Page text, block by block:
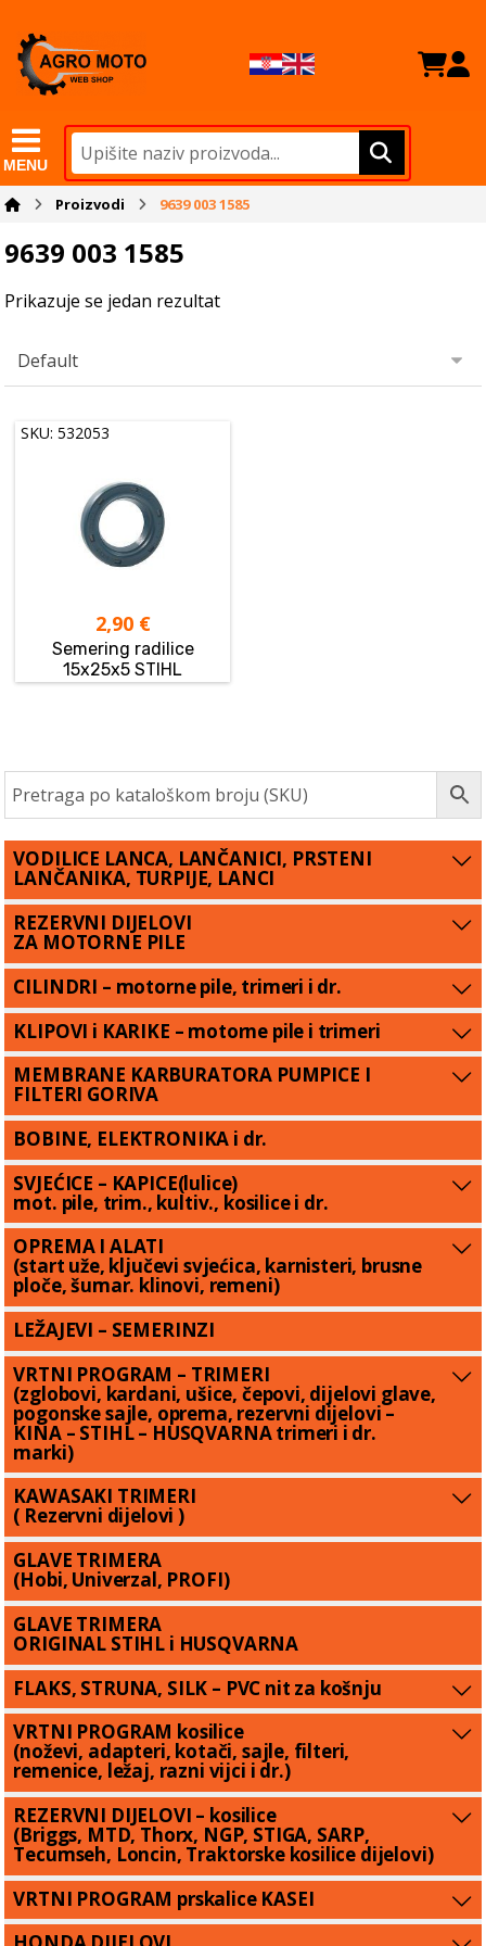
MENU
Proizvodi 9639 003 1585
9639 003 1585
Prikazuje se jedan rezultat
SKU: 532053
2,90 €
Semering radilice
15x25x5 STIHL
VODILICE LANCA, LANČANICI, PRSTENI
LANČANIKA, TURPIJE, LANCI
REZERVNI DIJELOVI
ZA MOTORNE PILE
CILINDRI – motorne pile, trimeri i dr.
KLIPOVI i KARIKE – motorne pile i trimeri
MEMBRANE KARBURATORA PUMPICE I
FILTERI GORIVA
BOBINE, ELEKTRONIKA i dr.
SVJEĆICE – KAPICE(lulice)
mot. pile, trim., kultiv., kosilice i dr.
OPREMA I ALATI
(start uže, ključevi svjećica, karnisteri, brusne
ploče, šumar. klinovi, remeni)
LEŽAJEVI – SEMERINZI
VRTNI PROGRAM – TRIMERI
(zglobovi, kardani, ušice, čepovi, dijelovi glave,
pogonske sajle, oprema, rezervni dijelovi –
KINA – STIHL – HUSQVARNA trimeri i dr.
marki)
KAWASAKI TRIMERI
( Rezervni dijelovi )
GLAVE TRIMERA
(Hobi, Univerzal, PROFI)
GLAVE TRIMERA
ORIGINAL STIHL i HUSQVARNA
FLAKS, STRUNA, SILK – PVC nit za košnju
VRTNI PROGRAM kosilice
(noževi, adapteri, kotači, sajle, filteri,
remenice, ležaj, razni vijci i dr.)
REZERVNI DIJELOVI – kosilice
(Briggs, MTD, Thorx, NGP, STIGA, SARP,
Tecumseh, Loncin, Traktorske kosilice dijelovi)
VRTNI PROGRAM prskalice KASEI